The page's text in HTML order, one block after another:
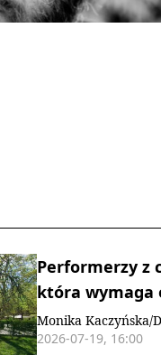
Performerzy z
która wymaga
Monika Kaczyńska/
2026-07-19, 16:00